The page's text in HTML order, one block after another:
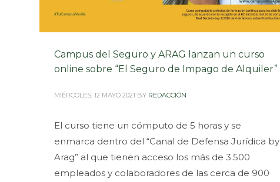
Campus del Seguro y ARAG lanzan un curso
online sobre “El Seguro de Impago de Alquiler”
MIÉRCOLES, 12 MAYO 2021 BY REDACCIÓN
El curso tiene un cómputo de 5 horas y se
enmarca dentro del “Canal de Defensa Jurídica by
Arag” al que tienen acceso los más de 3.500
empleados y colaboradores de las cerca de 900